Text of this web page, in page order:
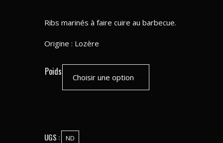
Ribs marinés à faire cuire au barbecue.
Origine : Lozère
Poids
UGS : ND